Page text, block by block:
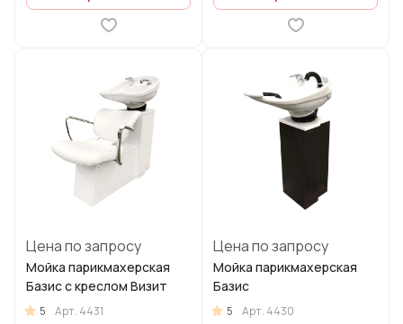
Цена по запросу
Мойка парикмахерская
Базис с креслом Визит
5 Арт. 4431
Цена по запросу
Мойка парикмахерская
Базис
5 Арт. 4430